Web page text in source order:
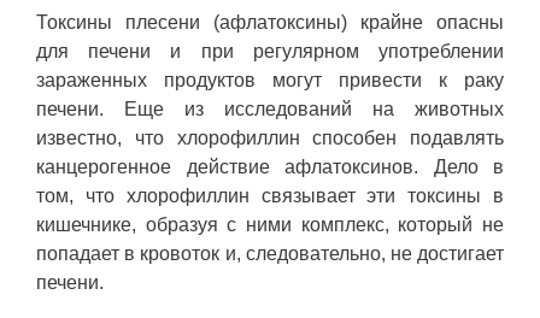
Токсины плесени (афлатоксины) крайне опасны
для печени и при регулярном употреблении
зараженных продуктов могут привести к раку
печени. Еще из исследований на животных
известно, что хлорофиллин способен подавлять
канцерогенное действие афлатоксинов. Дело в
том, что хлорофиллин связывает эти токсины в
кишечнике, образуя с ними комплекс, который не
попадает в кровоток и, следовательно, не достигает
печени.